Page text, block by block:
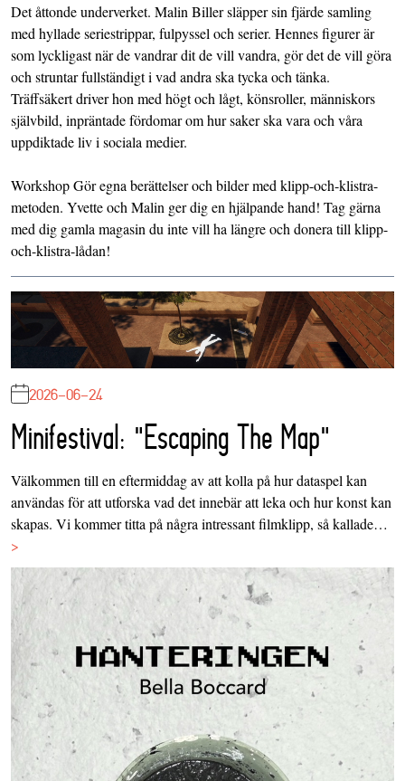
Det åttonde underverket. Malin Biller släpper sin fjärde samling
med hyllade seriestrippar, fulpyssel och serier. Hennes figurer är
som lyckligast när de vandrar dit de vill vandra, gör det de vill göra
och struntar fullständigt i vad andra ska tycka och tänka.
Träffsäkert driver hon med högt och lågt, könsroller, människors
självbild, inpräntade fördomar om hur saker ska vara och våra
uppdiktade liv i sociala medier.
Workshop Gör egna berättelser och bilder med klipp-och-klistra-
metoden. Yvette och Malin ger dig en hjälpande hand! Tag gärna
med dig gamla magasin du inte vill ha längre och donera till klipp-
och-klistra-lådan!
2026-06-24
Minifestival: "Escaping The Map"
Välkommen till en eftermiddag av att kolla på hur dataspel kan
användas för att utforska vad det innebär att leka och hur konst kan
skapas. Vi kommer titta på några intressant filmklipp, så kallade…
>